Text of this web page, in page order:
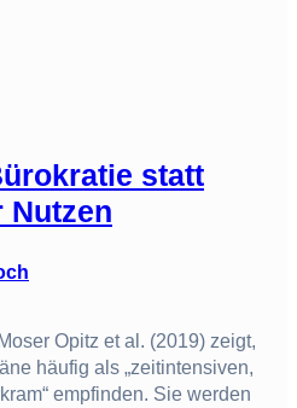
statt
Nutzen
Opitz et al. (2019) zeigt,
häufig als „zeitintensiven,
empfinden. Sie werden